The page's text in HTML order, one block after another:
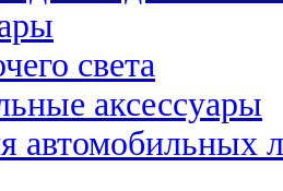
света
аксессуары
автомобильных